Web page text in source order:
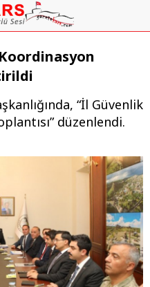
“İl Güvenlik
düzenlendi.